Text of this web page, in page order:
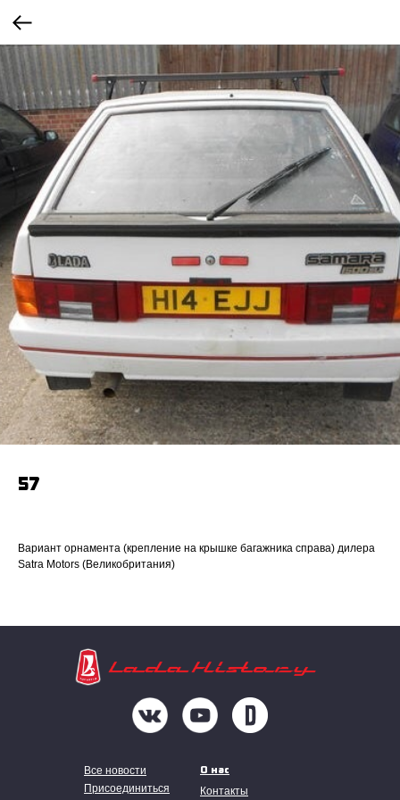
57
Вариант орнамента (крепление на крышке багажника справа) дилера
Satra Motors (Великобритания)
Контакты
О нас
Присоединиться
Все новости